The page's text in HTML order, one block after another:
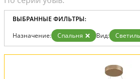
ВЫБРАННЫЕ ФИЛЬТРЫ:
Назначение: Спальня Вид: